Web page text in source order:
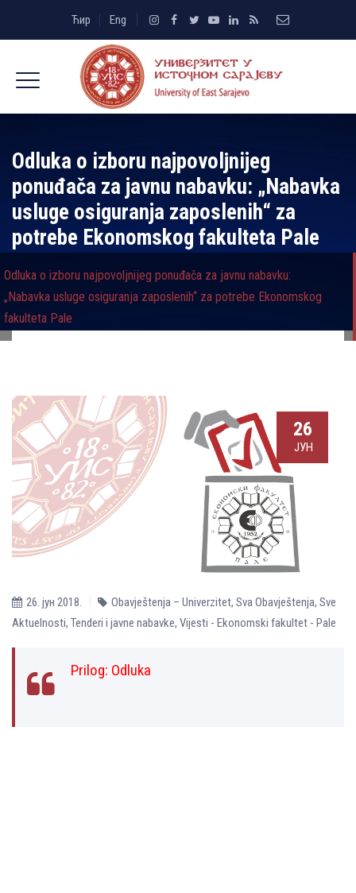
Ћир Eng
Odluka o izboru najpovolјnijeg
ponuđača za javnu nabavku: „Nabavka
usluge osiguranja zaposlenih“ za
potrebe Ekonomskog fakulteta Pale
Odluka o izboru najpovolјnijeg ponuđača za javnu nabavku:
„Nabavka usluge osiguranja zaposlenih“ za potrebe Ekonomskog
fakulteta Pale
26
ЈУН
26. јун 2018. Obavještenja – Univerzitet, Sva Obavještenja, Sve
Aktuelnosti, Tenderi i javne nabavke, Vijesti - Ekonomski fakultet - Pale
Prilog: Odluka